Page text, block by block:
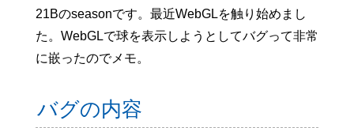
21Bのseasonです。最近WebGLを触り始めまし
た。WebGLで球を表示しようとしてバグって非常
に嵌ったのでメモ。
バグの内容